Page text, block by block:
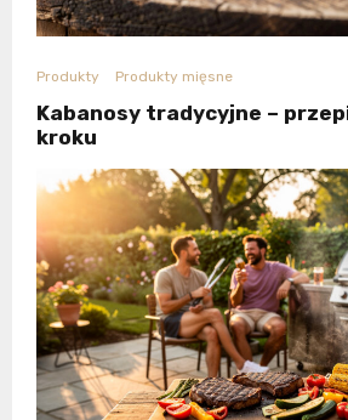
Produkty Produkty mięsne
Kabanosy tradycyjne –
kroku